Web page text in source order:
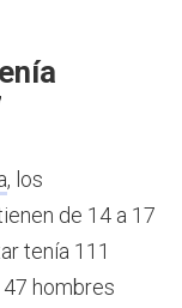
, los
de 14 a 17
tenía 111
hombres